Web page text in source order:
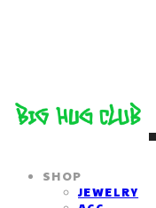
SHOP
JEWELRY